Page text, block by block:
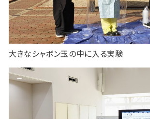
大きなシャボン玉の中に入る実験